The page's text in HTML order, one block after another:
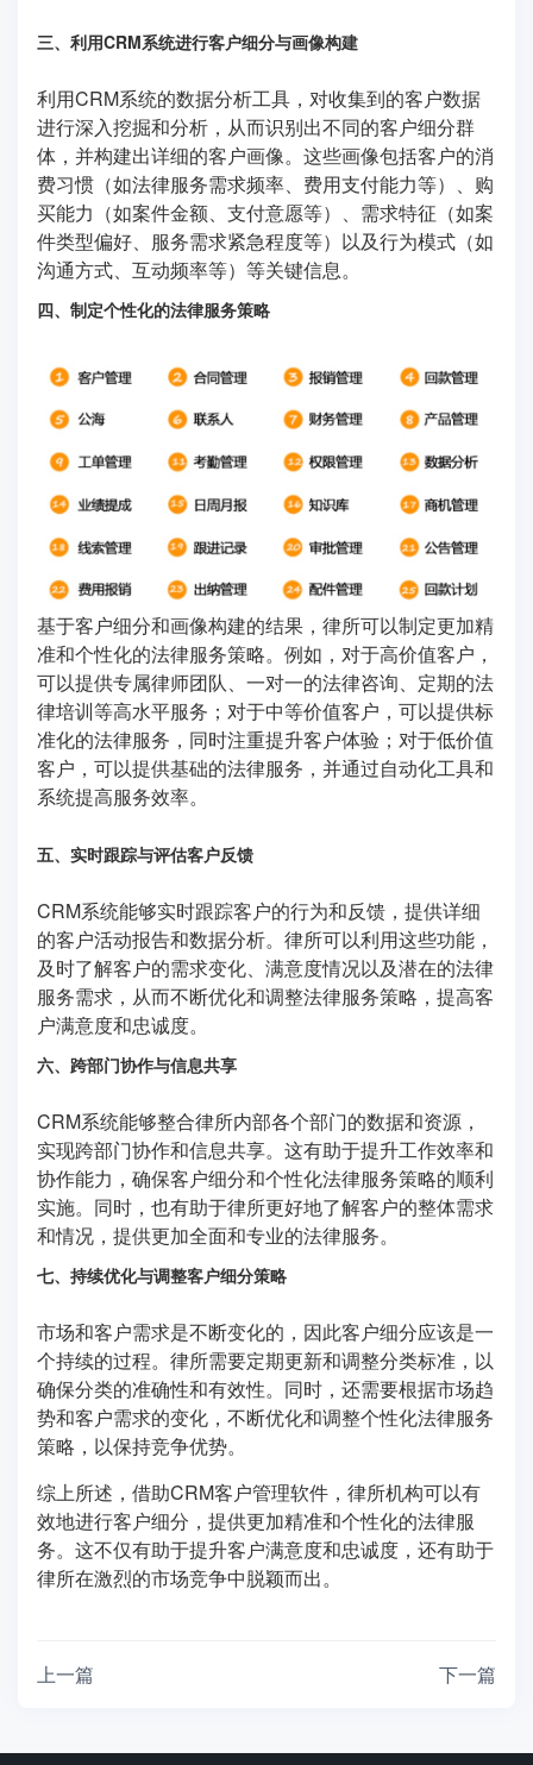
三、利用CRM系统进行客户细分与画像构建
利用CRM系统的数据分析工具，对收集到的客户数据
进行深入挖掘和分析，从而识别出不同的客户细分群
体，并构建出详细的客户画像。这些画像包括客户的消
费习惯（如法律服务需求频率、费用支付能力等）、购
买能力（如案件金额、支付意愿等）、需求特征（如案
件类型偏好、服务需求紧急程度等）以及行为模式（如
沟通方式、互动频率等）等关键信息。
四、制定个性化的法律服务策略
基于客户细分和画像构建的结果，律所可以制定更加精
准和个性化的法律服务策略。例如，对于高价值客户，
可以提供专属律师团队、一对一的法律咨询、定期的法
律培训等高水平服务；对于中等价值客户，可以提供标
准化的法律服务，同时注重提升客户体验；对于低价值
客户，可以提供基础的法律服务，并通过自动化工具和
系统提高服务效率。
五、实时跟踪与评估客户反馈
CRM系统能够实时跟踪客户的行为和反馈，提供详细
的客户活动报告和数据分析。律所可以利用这些功能，
及时了解客户的需求变化、满意度情况以及潜在的法律
服务需求，从而不断优化和调整法律服务策略，提高客
户满意度和忠诚度。
六、跨部门协作与信息共享
CRM系统能够整合律所内部各个部门的数据和资源，
实现跨部门协作和信息共享。这有助于提升工作效率和
协作能力，确保客户细分和个性化法律服务策略的顺利
实施。同时，也有助于律所更好地了解客户的整体需求
和情况，提供更加全面和专业的法律服务。
七、持续优化与调整客户细分策略
市场和客户需求是不断变化的，因此客户细分应该是一
个持续的过程。律所需要定期更新和调整分类标准，以
确保分类的准确性和有效性。同时，还需要根据市场趋
势和客户需求的变化，不断优化和调整个性化法律服务
策略，以保持竞争优势。
综上所述，借助CRM客户管理软件，律所机构可以有
效地进行客户细分，提供更加精准和个性化的法律服
务。这不仅有助于提升客户满意度和忠诚度，还有助于
律所在激烈的市场竞争中脱颖而出。
上一篇 下一篇